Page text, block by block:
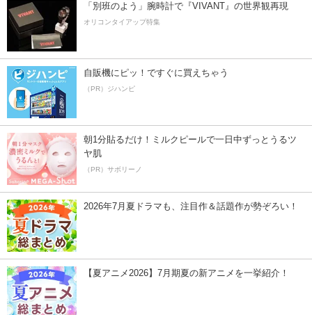
「別班のよう」腕時計で『VIVANT』の世界観再現
オリコンタイアップ特集
自販機にピッ！ですぐに買えちゃう
（PR）ジハンピ
朝1分貼るだけ！ミルクピールで一日中ずっとうるツ
ヤ肌
（PR）サボリーノ
2026年7月夏ドラマも、注目作＆話題作が勢ぞろい！
【夏アニメ2026】7月期夏の新アニメを一挙紹介！